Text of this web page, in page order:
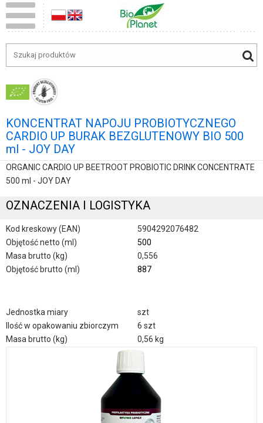
KONCENTRAT NAPOJU PROBIOTYCZNEGO
CARDIO UP BURAK BEZGLUTENOWY BIO 500
ml - JOY DAY
ORGANIC CARDIO UP BEETROOT PROBIOTIC DRINK CONCENTRATE
500 ml - JOY DAY
OZNACZENIA I LOGISTYKA
Kod kreskowy (EAN)
5904292076482
Objętość netto (ml)
500
Masa brutto (kg)
0,556
Objętość brutto (ml)
887
Jednostka miary
szt
Ilość w opakowaniu zbiorczym
6 szt
Masa brutto (kg)
0,56 kg